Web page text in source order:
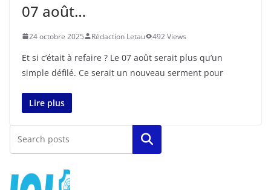
07 août…
24 octobre 2025 Rédaction Letau 492 Views
Et si c’était à refaire ? Le 07 août serait plus qu’un
simple défilé. Ce serait un nouveau serment pour
Lire plus
Rechercher